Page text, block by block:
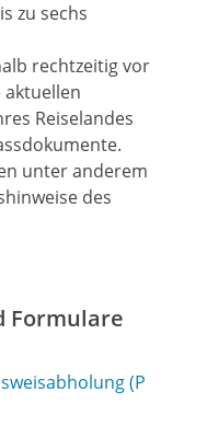
zu sechs
rechtzeitig vor
Reiselandes
unter anderem
des
Formulare
(P